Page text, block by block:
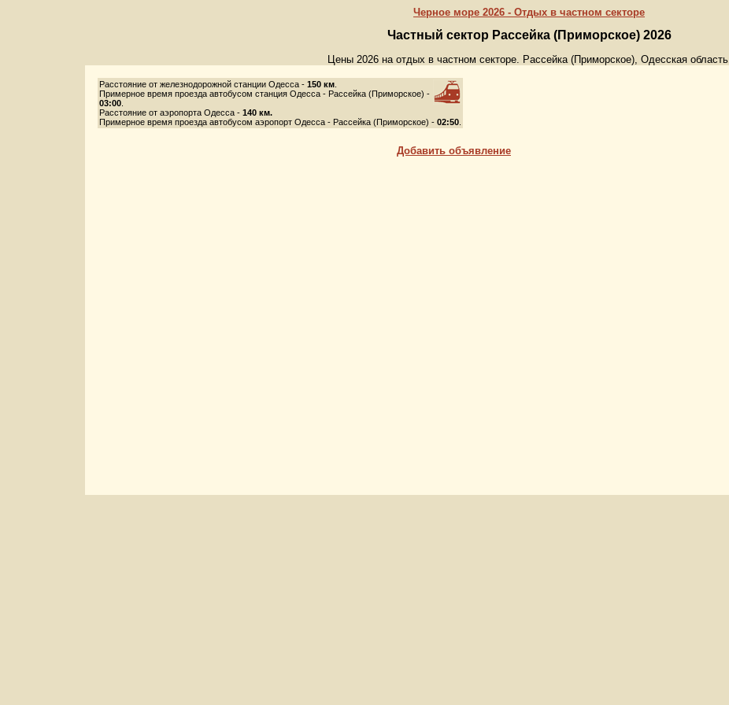
Черное море 2026 - Отдых в частном секторе
Частный сектор Рассейка (Приморское) 2026
Цены 2026 на отдых в частном секторе. Рассейка (Приморское), Одесская область.
Расстояние от железнодорожной станции Одесса - 150 км
Примерное время проезда автобусом станция Одесса - Рассейка (Приморское) -
03:00
Расстояние от аэропорта Одесса - 140 км.
Примерное время проезда автобусом аэропорт Одесса - Рассейка (Приморское) - 02:50
Добавить объявление